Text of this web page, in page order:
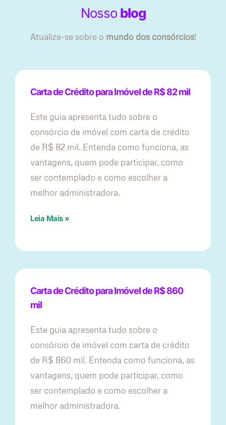
Nosso blog
Atualize-se sobre o mundo dos consórcios!
Carta de Crédito para Imóvel de R$ 82 mil
Este guia apresenta tudo sobre o
consórcio de imóvel com carta de crédito
de R$ 82 mil. Entenda como funciona, as
vantagens, quem pode participar, como
ser contemplado e como escolher a
melhor administradora.
Leia Mais »
Carta de Crédito para Imóvel de R$ 860
mil
Este guia apresenta tudo sobre o
consórcio de imóvel com carta de crédito
de R$ 860 mil. Entenda como funciona, as
vantagens, quem pode participar, como
ser contemplado e como escolher a
melhor administradora.